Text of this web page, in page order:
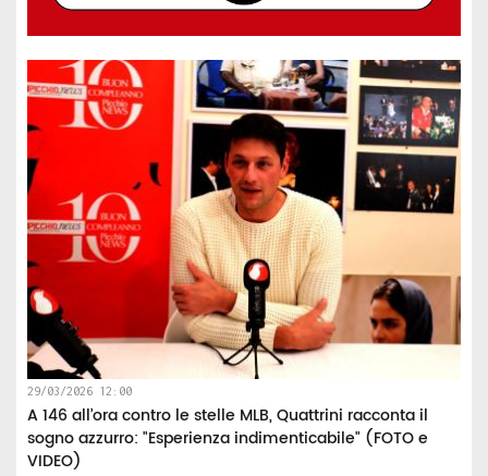
29/03/2026 12:00
A 146 all’ora contro le stelle MLB, Quattrini racconta il
sogno azzurro: "Esperienza indimenticabile" (FOTO e
VIDEO)